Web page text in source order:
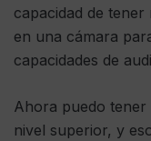
capacidad de
en una cámara
capacidades de
Ahora puedo tener
nivel superior, y